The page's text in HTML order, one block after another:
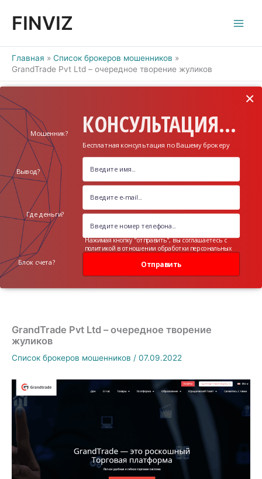
FINVIZ
Главная
Список брокеров мошенников
GrandTrade Pvt Ltd – очередное творение жуликов
КОНСУЛЬТАЦИЯ...
Бесплатная консультация по Вашему брокеру
Мошенник?
Вывод?
Где деньги?
Блок счета? Отправить
×
Нажимая кнопку "отправить", вы соглашаетесь с
политикой в отношении обработки персональных
GrandTrade Pvt Ltd – очередное творение
жуликов
Список брокеров мошенников / 07.09.2022